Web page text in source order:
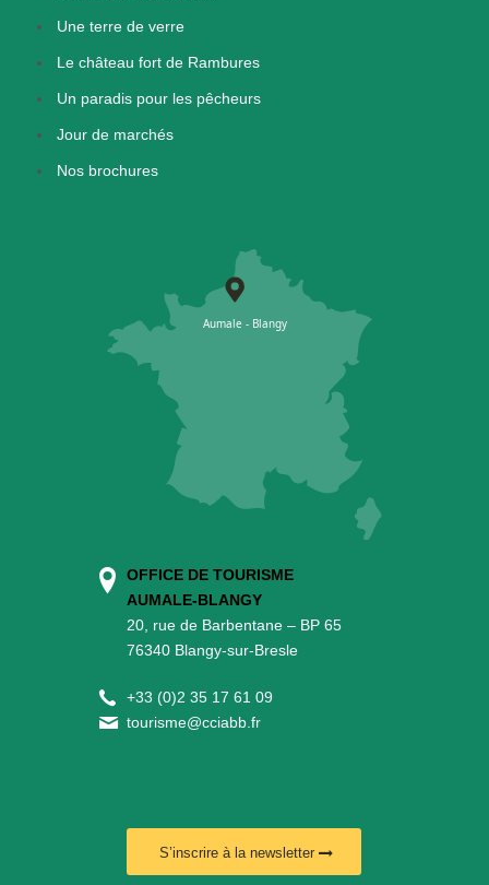
Une terre de verre
Le château fort de Rambures
Un paradis pour les pêcheurs
Jour de marchés
Nos brochures
OFFICE DE TOURISME
AUMALE-BLANGY
20, rue de Barbentane – BP 65
76340 Blangy-sur-Bresle
+33 (0)2 35 17 61 09
tourisme@cciabb.fr
S’inscrire à la newsletter